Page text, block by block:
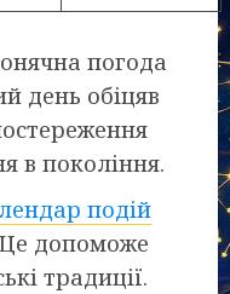
погода
день обіцяв
в покоління.
подій
допоможе
традиції.